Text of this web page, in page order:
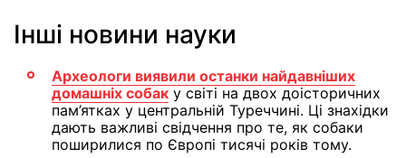
Інші новини науки
Археологи виявили останки найдавніших
домашніх собак у світі на двох доісторичних
пам’ятках у центральній Туреччині. Ці знахідки
дають важливі свідчення про те, як собаки
поширилися по Європі тисячі років тому.